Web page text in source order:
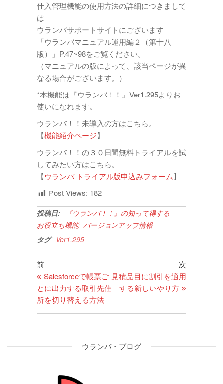
仕入管理機能の使用方法の詳細につきまして
は
ウランバサポートサイトにございます
「ウランバマニュアル運用編２（第十八
版）」P.47~98をご覧ください。
（マニュアルの版によって、該当ページが異
なる場合がございます。）
*本機能は『ウランバ！！』Ver1.295よりお
使いになれます。
ウランバ！！未導入の方はこちら。
【機能紹介ページ】
ウランバ！！の３０日間無料トライアルを試
してみたい方はこちら。
【ウランバ トライアル版申込みフォーム】
Post Views: 182
投稿日:
『ウランバ！！』の知って得する
お役立ち機能 バージョンアップ情報
タグ
Ver1.295
前
Salesforceで帳票ご
とに出力する取引先住
所を切り替える方法
次
見積品目に割引を適用
する新しいやり方
ウランバ・ブログ